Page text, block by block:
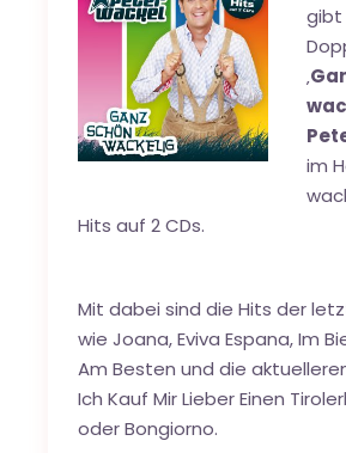
gibt
‚
im
Hits auf 2 CDs.
Mit dabei sind die Hits der
wie Joana, Eviva Espana, Im
Am Besten und die
Ich Kauf Mir Lieber Einen
oder Bongiorno.